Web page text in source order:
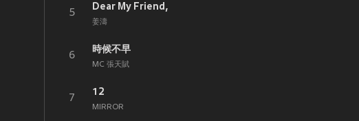
5
Dear My Friend,
姜濤
6
時候不早
MC 張天賦
7
12
MIRROR